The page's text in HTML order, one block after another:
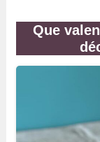
Que